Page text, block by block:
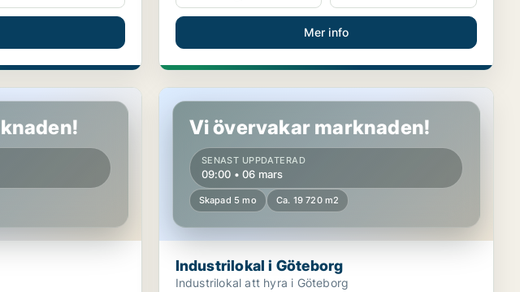
Mer info
Industrilokal i Göteborg
Vi övervakar marknaden!
SENAST UPPDATERAD
09:00 • 06 mars
Skapad 5 mo Ca. 19 720 m2
Industrilokal i Göteborg
Industrilokal att hyra i Göteborg